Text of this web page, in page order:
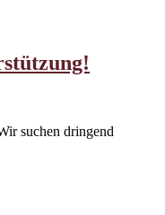
suchen dringend